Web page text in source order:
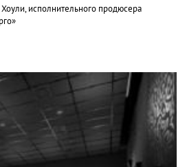
исполнительного продюсера